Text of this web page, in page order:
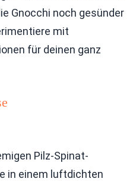
Gnocchi noch gesünder
mit
für deinen ganz
Pilz-Spinat-
in einem luftdichten